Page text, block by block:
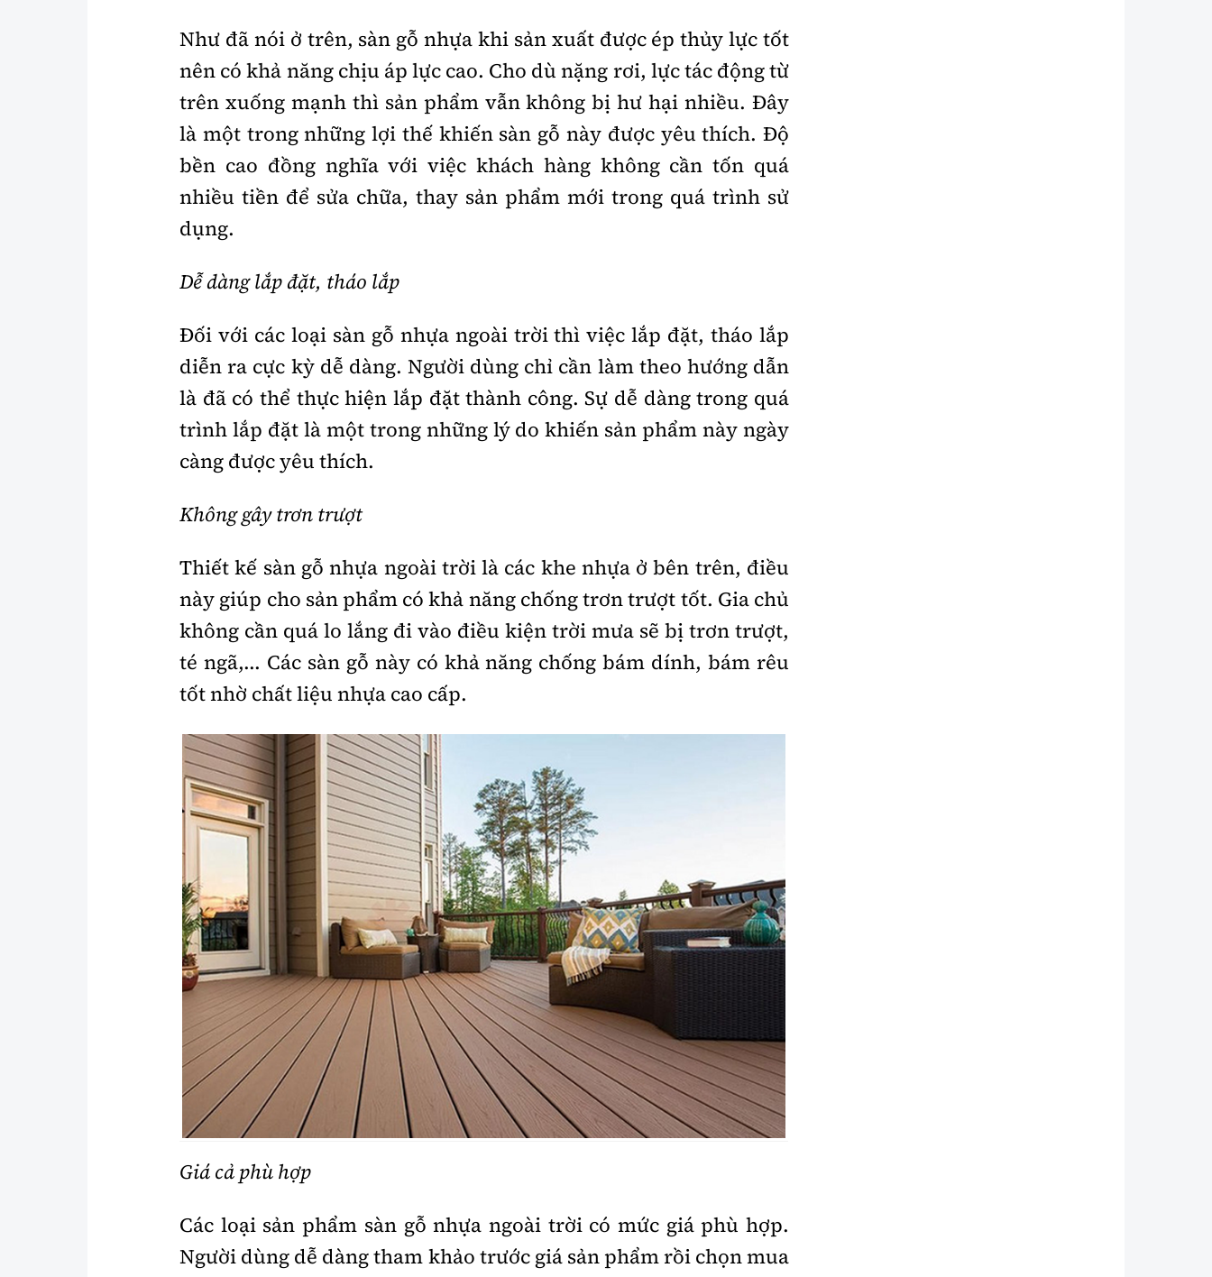
Như đã nói ở trên, sàn gỗ nhựa khi sản xuất được ép thủy lực tốt
nên có khả năng chịu áp lực cao. Cho dù nặng rơi, lực tác động từ
trên xuống mạnh thì sản phẩm vẫn không bị hư hại nhiều. Đây
là một trong những lợi thế khiến sàn gỗ này được yêu thích. Độ
bền cao đồng nghĩa với việc khách hàng không cần tốn quá
nhiều tiền để sửa chữa, thay sản phẩm mới trong quá trình sử
dụng.
Dễ dàng lắp đặt, tháo lắp
Đối với các loại sàn gỗ nhựa ngoài trời thì việc lắp đặt, tháo lắp
diễn ra cực kỳ dễ dàng. Người dùng chỉ cần làm theo hướng dẫn
là đã có thể thực hiện lắp đặt thành công. Sự dễ dàng trong quá
trình lắp đặt là một trong những lý do khiến sản phẩm này ngày
càng được yêu thích.
Không gây trơn trượt
Thiết kế sàn gỗ nhựa ngoài trời là các khe nhựa ở bên trên, điều
này giúp cho sản phẩm có khả năng chống trơn trượt tốt. Gia chủ
không cần quá lo lắng đi vào điều kiện trời mưa sẽ bị trơn trượt,
té ngã,... Các sàn gỗ này có khả năng chống bám dính, bám rêu
tốt nhờ chất liệu nhựa cao cấp.
Giá cả phù hợp
Các loại sản phẩm sàn gỗ nhựa ngoài trời có mức giá phù hợp.
Người dùng dễ dàng tham khảo trước giá sản phẩm rồi chọn mua